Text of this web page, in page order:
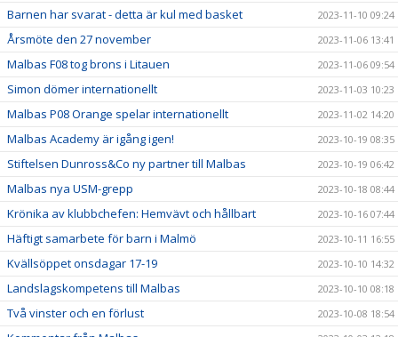
Barnen har svarat - detta är kul med basket 2023-11-10 09:24
Årsmöte den 27 november 2023-11-06 13:41
Malbas F08 tog brons i Litauen 2023-11-06 09:54
Simon dömer internationellt 2023-11-03 10:23
Malbas P08 Orange spelar internationellt 2023-11-02 14:20
Malbas Academy är igång igen! 2023-10-19 08:35
Stiftelsen Dunross&Co ny partner till Malbas 2023-10-19 06:42
Malbas nya USM-grepp 2023-10-18 08:44
Krönika av klubbchefen: Hemvävt och hållbart 2023-10-16 07:44
Häftigt samarbete för barn i Malmö 2023-10-11 16:55
Kvällsöppet onsdagar 17-19 2023-10-10 14:32
Landslagskompetens till Malbas 2023-10-10 08:18
Två vinster och en förlust 2023-10-08 18:54